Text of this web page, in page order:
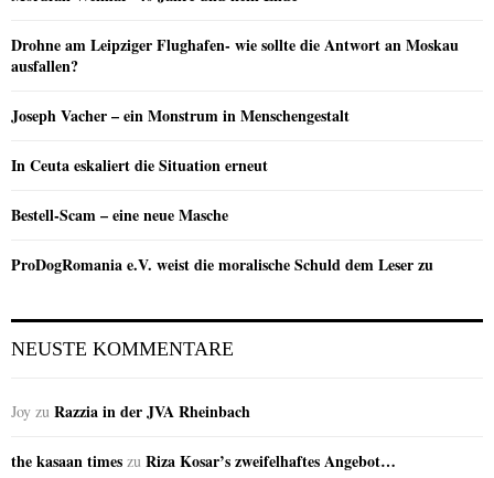
Drohne am Leipziger Flughafen- wie sollte die Antwort an Moskau
ausfallen?
Joseph Vacher – ein Monstrum in Menschengestalt
In Ceuta eskaliert die Situation erneut
Bestell-Scam – eine neue Masche
ProDogRomania e.V. weist die moralische Schuld dem Leser zu
NEUSTE KOMMENTARE
Joy zu Razzia in der JVA Rheinbach
the kasaan times zu Riza Kosar’s zweifelhaftes Angebot…